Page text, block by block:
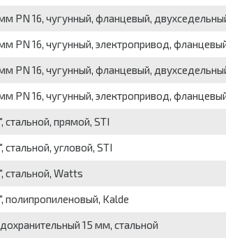
PN 16, чугунный, фланцевый,
PN 16, чугунный, электропривод,
PN 16, чугунный, фланцевый,
PN 16, чугунный, электропривод,
прямой, STI
угловой, STI
стальной, Watts
полипропиленовый, Kalde
15 мм, стальной